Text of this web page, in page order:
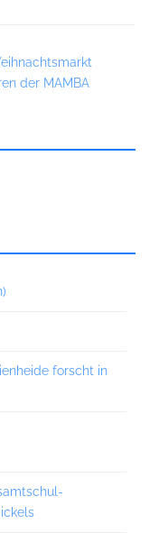
der MAMBA
forscht in